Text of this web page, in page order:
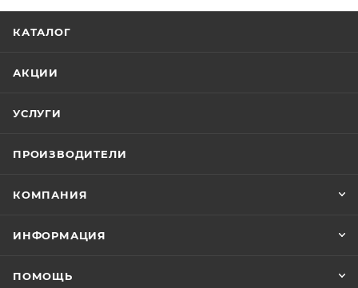
КАТАЛОГ
АКЦИИ
УСЛУГИ
ПРОИЗВОДИТЕЛИ
КОМПАНИЯ
ИНФОРМАЦИЯ
ПОМОЩЬ